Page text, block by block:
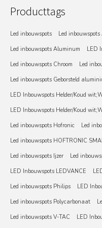
Producttags
Led inbouwspots Led
Led inbouwspots Aluminum
LED
Led inbouwspots Chroom
Led
Led inbouwspots Geborsteld
LED Inbouwspots Helder/Koud
LED Inbouwspots Helder/Koud
Led inbouwspots Hofronic
Led
Led inbouwspots HOFTRONIC
Led inbouwspots Ijzer
Led
LED Inbouwspots LEDVANCE
Led inbouwspots Philips
LED
Led inbouwspots Polycarbonaat
Led inbouwspots V-TAC
LED